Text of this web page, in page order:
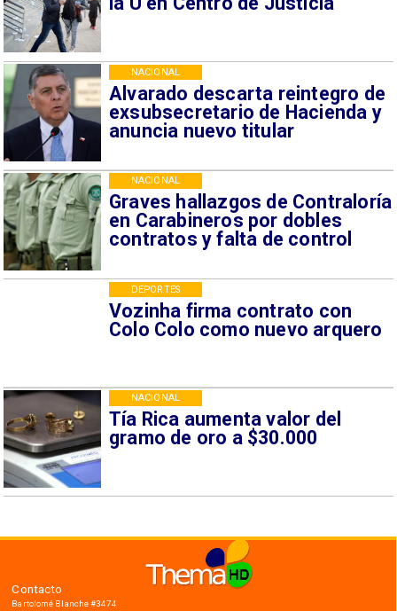
Alvarado descarta reintegro de
exsubsecretario de Hacienda y
anuncia nuevo titular
NACIONAL
Graves hallazgos de Contraloría
en Carabineros por dobles
contratos y falta de control
NACIONAL
Vozinha firma contrato con
Colo Colo como nuevo arquero
DEPORTES
Tía Rica aumenta valor del
gramo de oro a $30.000
NACIONAL
Contacto
Bartolomé Blanche #3474